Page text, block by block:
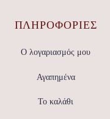
ΠΛΗΡΟΦΟΡΙΕΣ
Ο λογαριασμός μου
Αγαπημένα
Το καλάθι